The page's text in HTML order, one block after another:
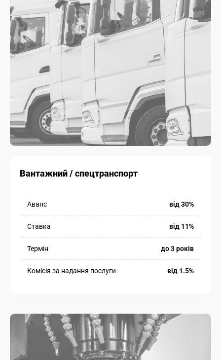
Вантажний / спецтранспорт
Аванс від 30%
Ставка від 11%
Термін до 3 років
Комісія за надання послуги від 1.5%